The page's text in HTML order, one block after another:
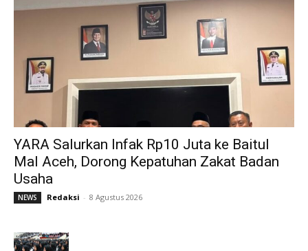
YARA Salurkan Infak Rp10 Juta ke Baitul
Mal Aceh, Dorong Kepatuhan Zakat Badan
Usaha
NEWS Redaksi - 8 Agustus 2026